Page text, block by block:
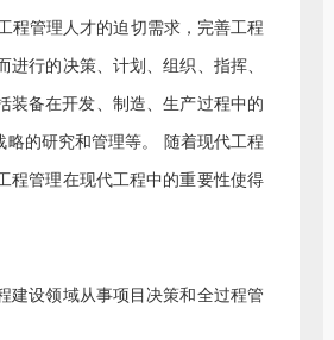
程管理人才的迫切需求，完善工程
行的决策、计划、组织、指挥、
装备在开发、制造、生产过程中的
的研究和管理等。 随着现代工程
程管理在现代工程中的重要性使得
建设领域从事项目决策和全过程管